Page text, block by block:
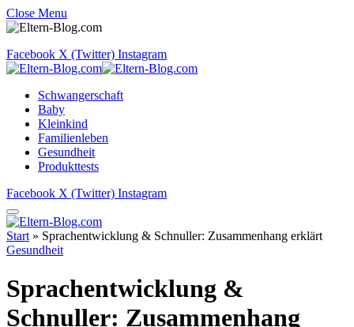
Close Menu
Facebook X (Twitter) Instagram
Schwangerschaft
Baby
Kleinkind
Familienleben
Gesundheit
Produkttests
Facebook X (Twitter) Instagram
Start » Sprachentwicklung & Schnuller: Zusammenhang erklärt
Gesundheit
Sprachentwicklung &
Schnuller: Zusammenhang